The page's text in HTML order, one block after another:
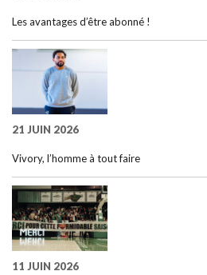
Les avantages d’être abonné !
21 JUIN 2026
Vivory, l’homme à tout faire
11 JUIN 2026